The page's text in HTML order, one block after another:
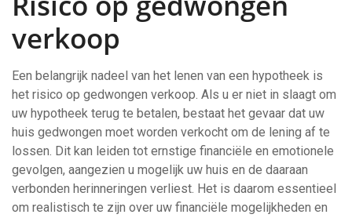
verkoop
Een belangrijk nadeel van het lenen van een hypotheek is
het risico op gedwongen verkoop. Als u er niet in slaagt om
uw hypotheek terug te betalen, bestaat het gevaar dat uw
huis gedwongen moet worden verkocht om de lening af te
lossen. Dit kan leiden tot ernstige financiële en emotionele
gevolgen, aangezien u mogelijk uw huis en de daaraan
verbonden herinneringen verliest. Het is daarom essentieel
om realistisch te zijn over uw financiële mogelijkheden en